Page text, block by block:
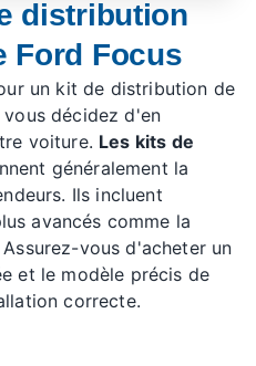
distribution
Ford Focus
un kit de distribution de
décidez d'en
voiture. Les kits de
généralement la
Ils incluent
avancés comme la
vous d'acheter un
et le modèle précis de
correcte.